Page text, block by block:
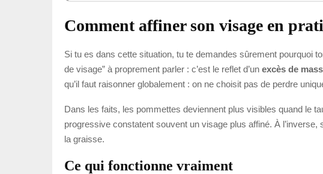
Comment affiner son visage en
Si tu es dans cette situation, tu te demandes sûrement pourquoi
de visage” à proprement parler : c’est le reflet d’un excès de
qu’il faut raisonner globalement : on ne choisit pas de perdre
Dans les faits, les pommettes deviennent plus visibles quand le
progressive constatent souvent un visage plus affiné. À
la graisse.
Ce qui fonctionne vraiment